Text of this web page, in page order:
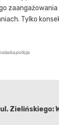
Tylko
Zielińskiego: